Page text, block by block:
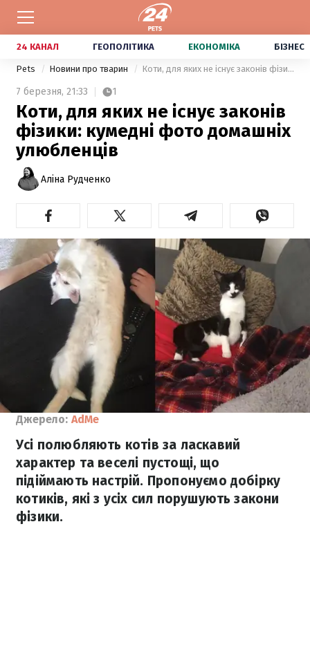
24 КАНАЛ ГЕОПОЛІТИКА ЕКОНОМІКА БІЗНЕС
Pets Новини про тварин Коти, для яких не існує законів фізики: кумедні фото домашніх улюбленців
7 березня, 21:33 1
Коти, для яких не існує законів
фізики: кумедні фото домашніх
улюбленців
Аліна Рудченко
Джерело: AdMe
Усі полюбляють котів за ласкавий
характер та веселі пустощі, що
підіймають настрій. Пропонуємо добірку
котиків, які з усіх сил порушують закони
фізики.